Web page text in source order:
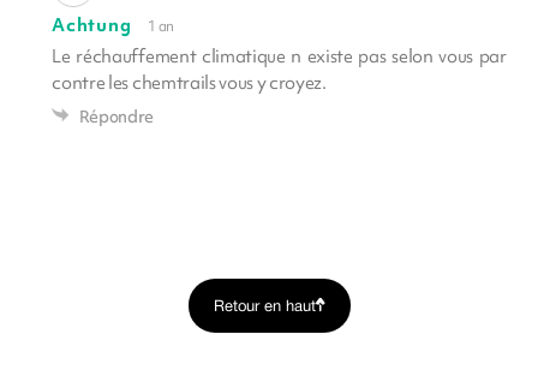
Achtung 1 an
Le réchauffement climatique n existe pas selon vous par
contre les chemtrails vous y croyez.
Répondre
Retour en haut